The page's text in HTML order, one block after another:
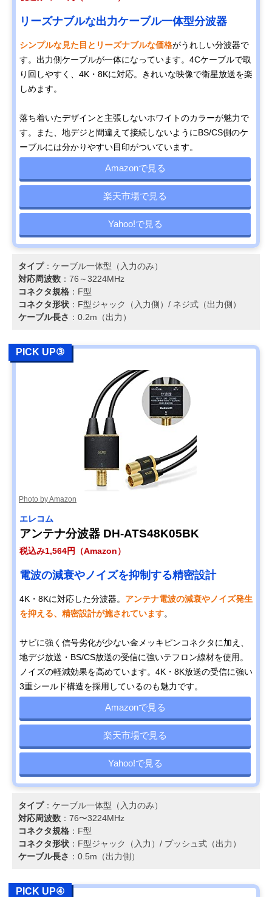
リーズナブルな出力ケーブル一体型分波器
シンプルな見た目とリーズナブルな価格がうれしい分波器で
す。出力側ケーブルが一体になっています。4Cケーブルで取
り回しやすく、4K・8Kに対応。きれいな映像で衛星放送を楽
しめます。
落ち着いたデザインと主張しないホワイトのカラーが魅力で
す。また、地デジと間違えて接続しないようにBS/CS側のケ
ーブルには分かりやすい目印がついています。
Amazonで見る
楽天市場で見る
Yahoo!で見る
タイプ：ケーブル一体型（入力のみ）
対応周波数 ：76～3224MHz
コネクタ規格 ：F型
コネクタ形状 ：F型ジャック（入力側）/ ネジ式（出力側）
ケーブル長さ ：0.2m（出力）
PICK UP③
Photo by Amazon
エレコム
アンテナ分波器 DH-ATS48K05BK
税込み1,564円（Amazon）
電波の減衰やノイズを抑制する精密設計
4K・8Kに対応した分波器。 アンテナ電波の減衰やノイズ発生
を抑える、精密設計が施されています。
サビに強く信号劣化が少ない金メッキピンコネクタに加え、
地デジ放送・BS/CS放送の受信に強いテフロン線材を使用。
ノイズの軽減効果を高めています。4K・8K放送の受信に強い
3重シールド構造を採用しているのも魅力です。
Amazonで見る
楽天市場で見る
Yahoo!で見る
タイプ：ケーブル一体型（入力のみ）
対応周波数 ：76〜3224MHz
コネクタ規格 ：F型
コネクタ形状 ：F型ジャック（入力）/ プッシュ式（出力）
ケーブル長さ ：0.5m（出力側）
PICK UP④